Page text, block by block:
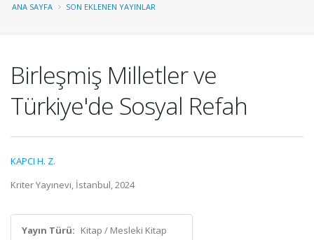
ANA SAYFA SON EKLENEN YAYINLAR
Birleşmiş Milletler ve
Türkiye'de Sosyal Refah
KAPCI H. Z.
Kriter Yayınevi, İstanbul, 2024
Yayın Türü: Kitap / Mesleki Kitap